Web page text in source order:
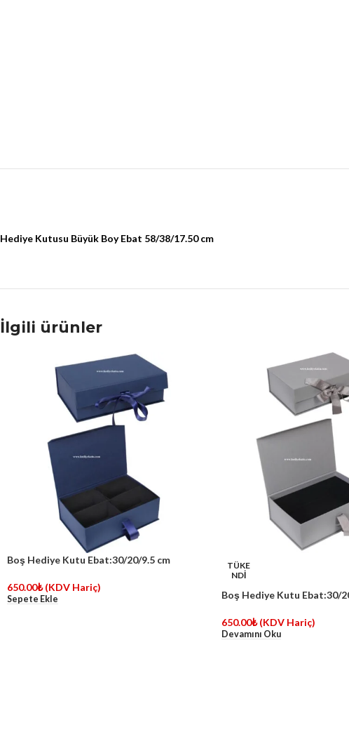
Hediye Kutusu Büyük Boy Ebat 58/38/17.50 cm
İlgili ürünler
Boş Hediye Kutu Ebat:30/20/9.5 cm
650.00₺ (KDV Hariç)
Sepete Ekle
TÜKE
NDİ
Boş Hediye Kutu Ebat:30/
650.00₺ (KDV Hariç)
Devamını Oku